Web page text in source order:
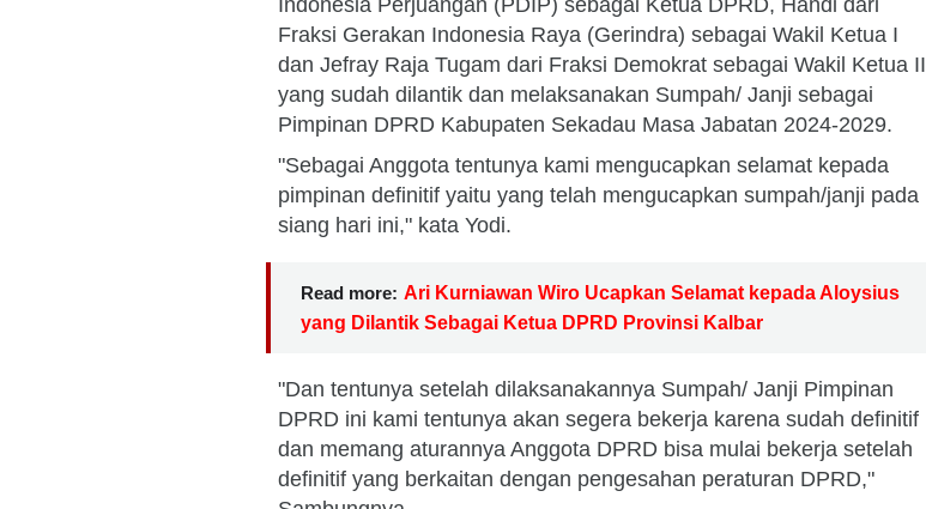
Indonesia Perjuangan (PDIP) sebagai Ketua DPRD, Handi dari
Fraksi Gerakan Indonesia Raya (Gerindra) sebagai Wakil Ketua I
dan Jefray Raja Tugam dari Fraksi Demokrat sebagai Wakil Ketua II
yang sudah dilantik dan melaksanakan Sumpah/ Janji sebagai
Pimpinan DPRD Kabupaten Sekadau Masa Jabatan 2024-2029.
"Sebagai Anggota tentunya kami mengucapkan selamat kepada
pimpinan definitif yaitu yang telah mengucapkan sumpah/janji pada
siang hari ini," kata Yodi.
Read more: Ari Kurniawan Wiro Ucapkan Selamat kepada Aloysius
yang Dilantik Sebagai Ketua DPRD Provinsi Kalbar
"Dan tentunya setelah dilaksanakannya Sumpah/ Janji Pimpinan
DPRD ini kami tentunya akan segera bekerja karena sudah definitif
dan memang aturannya Anggota DPRD bisa mulai bekerja setelah
definitif yang berkaitan dengan pengesahan peraturan DPRD,"